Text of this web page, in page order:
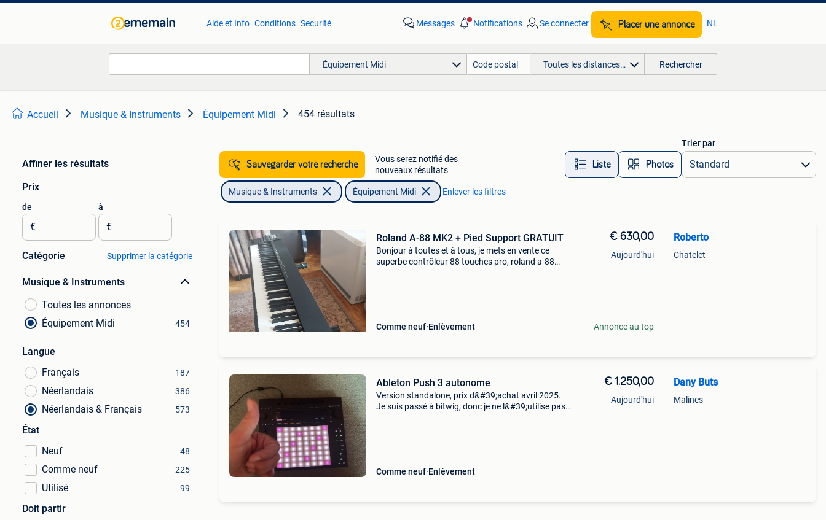
Aide et Info Conditions Securité Messages Notifications Se connecter Placer une annonce NL
Équipement Midi Toutes les distances… Rechercher
Accueil Musique & Instruments Équipement Midi 454 résultats
Affiner les résultats
Prix
de
€
à
€
Catégorie Supprimer la catégorie
Musique & Instruments
Toutes les annonces
Équipement Midi
454
Langue
Français
187
Néerlandais 386
Néerlandais & Français 573
État
Neuf
48
Comme neuf 225
Utilisé 99
Doit partir
Sauvegarder votre recherche
Vous serez notifié des
nouveaux résultats
Liste Photos
Trier par
Musique & Instruments Équipement Midi Enlever les filtres
Roland A-88 MK2 + Pied Support GRATUIT
Bonjour à toutes et à tous, je mets en vente ce
superbe contrôleur 88 touches pro, roland a-88
Comme neuf Enlèvement
€ 630,00
Aujourd'hui
Annonce au top
Roberto
Chatelet
Ableton Push 3 autonome
Version standalone, prix d&#39;achat avril 2025.
Je suis passé à bitwig, donc je ne l&#39;utilise pas
Comme neuf Enlèvement
€ 1.250,00
Aujourd'hui
Dany Buts
Malines